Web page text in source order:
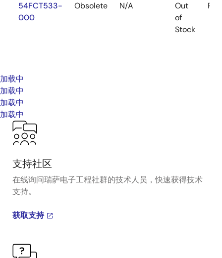
54FCT533-
000
Obsolete N/A
Out
of
Stock
加载中
加载中
加载中
加载中
支持社区
在线询问瑞萨电子工程社群的技术人员，快速获得技术
支持。
获取支持